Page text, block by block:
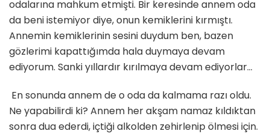
odalarına mahkum etmişti. Bir keresinde annem oda
da beni istemiyor diye, onun kemiklerini kırmıştı.
Annemin kemiklerinin sesini duydum ben, bazen
gözlerimi kapattığımda hala duymaya devam
ediyorum. Sanki yıllardır kırılmaya devam ediyorlar…
En sonunda annem de o oda da kalmama razı oldu.
Ne yapabilirdi ki? Annem her akşam namaz kıldıktan
sonra dua ederdi, içtiği alkolden zehirlenip ölmesi için.